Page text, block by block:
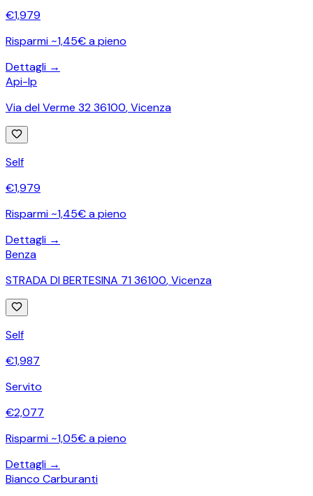
€1,979
Risparmi ~1,45€ a pieno
Dettagli →
Api-Ip
Via del Verme 32 36100,Vicenza
Self
€1,979
Risparmi ~1,45€ a pieno
Dettagli →
Benza
STRADA DI BERTESINA 71 36100,Vicenza
Self
€1,987
Servito
€2,077
Risparmi ~1,05€ a pieno
Dettagli →
Bianco Carburanti